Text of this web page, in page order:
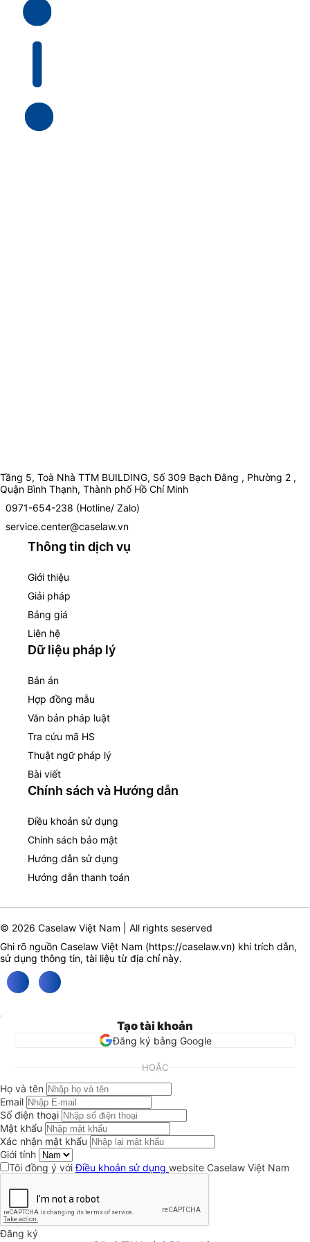
Tầng 5, Toà Nhà TTM BUILDING, Số 309 Bạch Đằng , Phường 2 ,
Quận Bình Thạnh, Thành phố Hồ Chí Minh
0971-654-238 (Hotline/ Zalo)
service.center@caselaw.vn
Thông tin dịch vụ
Giới thiệu
Giải pháp
Bảng giá
Liên hệ
Dữ liệu pháp lý
Bản án
Hợp đồng mẫu
Văn bản pháp luật
Tra cứu mã HS
Thuật ngữ pháp lý
Bài viết
Chính sách và Hướng dẫn
Điều khoản sử dụng
Chính sách bảo mật
Hướng dẫn sử dụng
Hướng dẫn thanh toán
© 2026 Caselaw Việt Nam | All rights seserved
Ghi rõ nguồn Caselaw Việt Nam (https://caselaw.vn) khi trích dẫn,
sử dụng thông tin, tài liệu từ địa chỉ này.
Tạo tài khoản
Đăng ký bằng Google
HOẶC
Họ và tên
Email
Số điện thoại
Mật khẩu
Xác nhận mật khẩu
Giới tính
Tôi đồng ý vớiĐiều khoản sử dụng website Caselaw Việt Nam
Đăng ký